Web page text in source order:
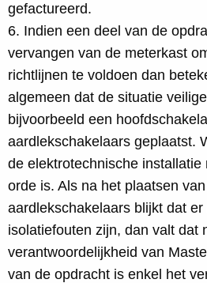
gefactureerd.
6. Indien een deel van de
vervangen van de meterkast
richtlijnen te voldoen dan
algemeen dat de situatie
bijvoorbeeld een
aardlekschakelaars geplaatst.
de elektrotechnische installatie
orde is. Als na het plaatsen
aardlekschakelaars blijkt dat
isolatiefouten zijn, dan valt dat
verantwoordelijkheid van
van de opdracht is enkel het